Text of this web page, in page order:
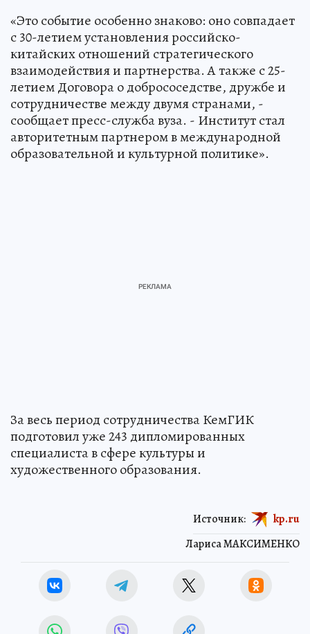
«Это событие особенно знаково: оно совпадает
с 30-летием установления российско-
китайских отношений стратегического
взаимодействия и партнерства. А также с 25-
летием Договора о добрососедстве, дружбе и
сотрудничестве между двумя странами, -
сообщает пресс-служба вуза. - Институт стал
авторитетным партнером в международной
образовательной и культурной политике».
За весь период сотрудничества КемГИК
подготовил уже 243 дипломированных
специалиста в сфере культуры и
художественного образования.
Лариса МАКСИМЕНКО
Источник: kp.ru